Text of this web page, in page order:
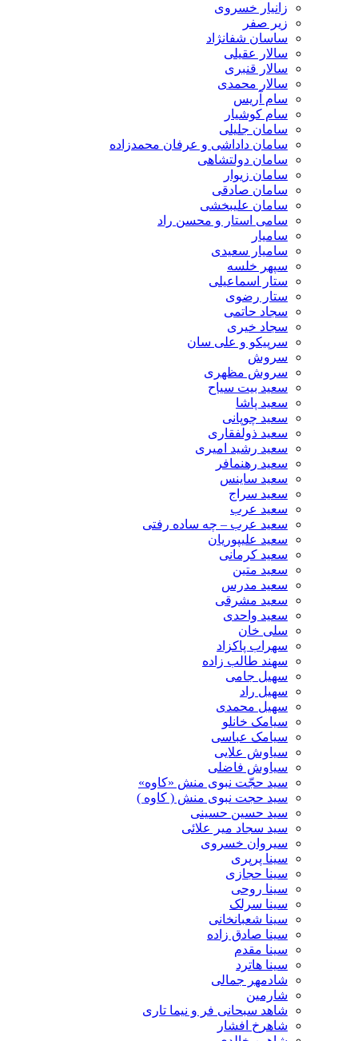
زانیار خسروی
زیر صفر
ساسان شفانژاد
سالار عقیلی
سالار قنبری
سالار محمدی
سام آریس
سام کوشیار
سامان جلیلی
سامان داداشی و عرفان محمدزاده
سامان دولتشاهی
سامان زیوار
سامان صادقی
سامان علیبخشی
سامی استار و محسن راد
سامیار
سامیار سعیدی
سپهر خلسه
ستار اسماعیلی
ستار رضوی
سجاد حاتمی
سجاد خیری
سرپیکو و علی سان
سروش
سروش مظهری
سعید بیت سیاح
سعید پاشا
سعید چوپانی
سعید ذولفقاری
سعید رشید امیری
سعید رهنمافر
سعید ساینس
سعید سراج
سعید عرب
سعید عرب – چه ساده رفتی
سعید علیپوریان
سعید کرمانی
سعید متین
سعید مدرس
سعید مشرقی
سعید واحدی
سلی خان
سهراب پاکزاد
سهند طالب زاده
سهیل جامی
سهیل راد
سهیل محمدی
سیامک خانلو
سیامک عباسی
سیاوش علایی
سیاوش فاضلی
سید حجّت نبوی منش «کاوه»
سید حجت نبوی منش ( کاوه )
سید حسین حسینى
سید سجاد میر علائی
سیروان خسروی
سینا پرپری
سینا حجازی
سینا روحی
سینا سرلک
سینا شعبانخانی
سینا صادق زاده
سینا مقدم
سینا هاترد
شادمهر جمالی
شارمین
شاهد سبحانی فر و نیما تاری
شاهرخ افشار